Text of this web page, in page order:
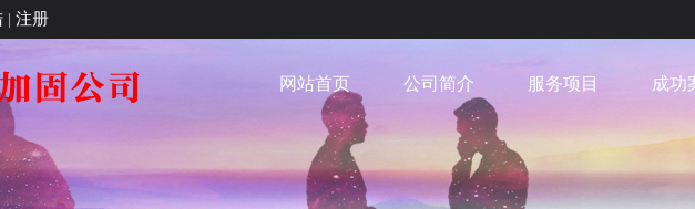
| 注册
网站首页 公司简介 服务项目 成功